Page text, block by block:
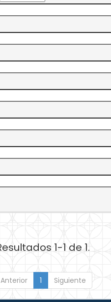
1-1 de 1.
Anterior 1 Siguiente